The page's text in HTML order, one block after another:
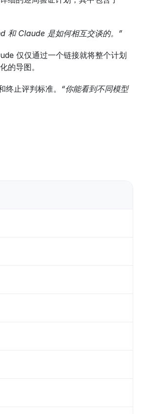
和 Claude 是如何相互交谈的。”
仅仅通过一个链接就将整个计划
的导图。
止评判标准。
“你能看到不同模型